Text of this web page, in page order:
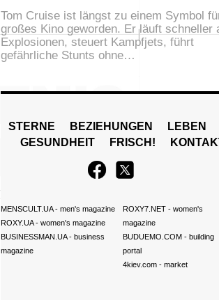
Tom Cruise ist längst zu einem Symbol
großes Kino geworden. Er läuft schneller
Explosionen, steuert Kampfjets, führt
gefährliche Stunts ohne…
STERNE BEZIEHUNGEN
LEBEN
GESUNDHEIT
FRISCH!
MENSCULT.UA- men's magazine
ROXY.UA- women's magazine
BUSINESSMAN.UA- business
magazine
ROXY7.NET- women's
magazine
BUDUEMO.COM- building
portal
4kiev.com- market